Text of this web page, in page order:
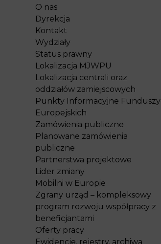
O nas
Dyrekcja
Kontakt
Wydziały
Status prawny
Lokalizacja MJWPU
Lokalizacja centrali oraz
oddziałów zamiejscowych
Punkty Informacyjne Funduszy
Europejskich
Zamówienia publiczne
Planowane zamówienia
publiczne
Partnerstwa projektowe
Lider zmiany
Mobilni w Europie
Zgrany urząd – kompleksowy
program rozwoju współpracy z
beneficjantami
Oferty pracy
Ewidencje, rejestry, archiwa